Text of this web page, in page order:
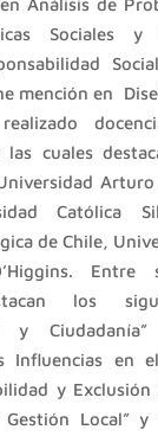
Sociales y
mención en
realizado
las cuales
Católica
de Chile,
Entre
los
y
Influencias en
y Exclusión
Local” y